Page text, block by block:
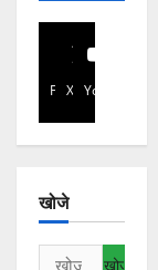
Facebook
X YouTube
खोजे
निम्न